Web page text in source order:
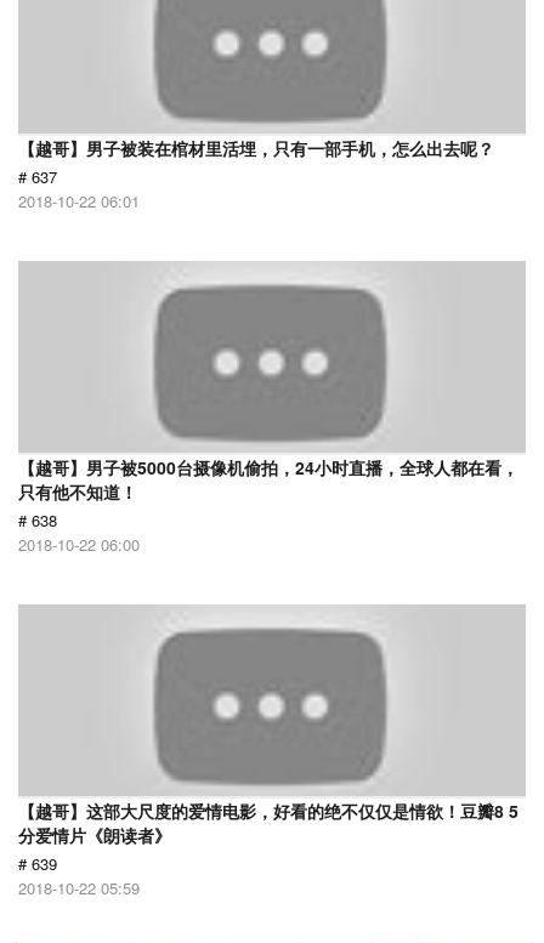
【越哥】男子被装在棺材里活埋，只有一部手机，怎么出去呢？
# 637
2018-10-22 06:01
【越哥】男子被5000台摄像机偷拍，24小时直播，全球人都在看，
只有他不知道！
# 638
2018-10-22 06:00
【越哥】这部大尺度的爱情电影，好看的绝不仅仅是情欲！豆瓣8 5
分爱情片《朗读者》
# 639
2018-10-22 05:59